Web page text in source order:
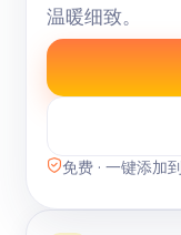
温暖细致。
免费 · 一键添加